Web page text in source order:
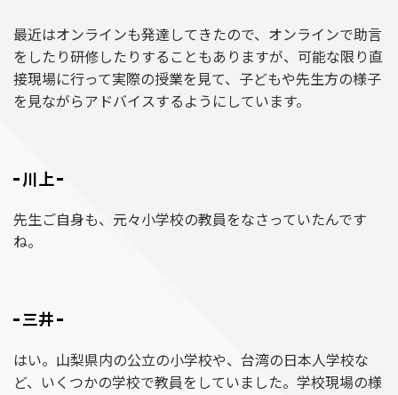
最近はオンラインも発達してきたので、オンラインで助言
をしたり研修したりすることもありますが、可能な限り直
接現場に行って実際の授業を見て、子どもや先生方の様子
を見ながらアドバイスするようにしています。
川上
先生ご自身も、元々小学校の教員をなさっていたんです
ね。
三井
はい。山梨県内の公立の小学校や、台湾の日本人学校な
ど、いくつかの学校で教員をしていました。学校現場の様